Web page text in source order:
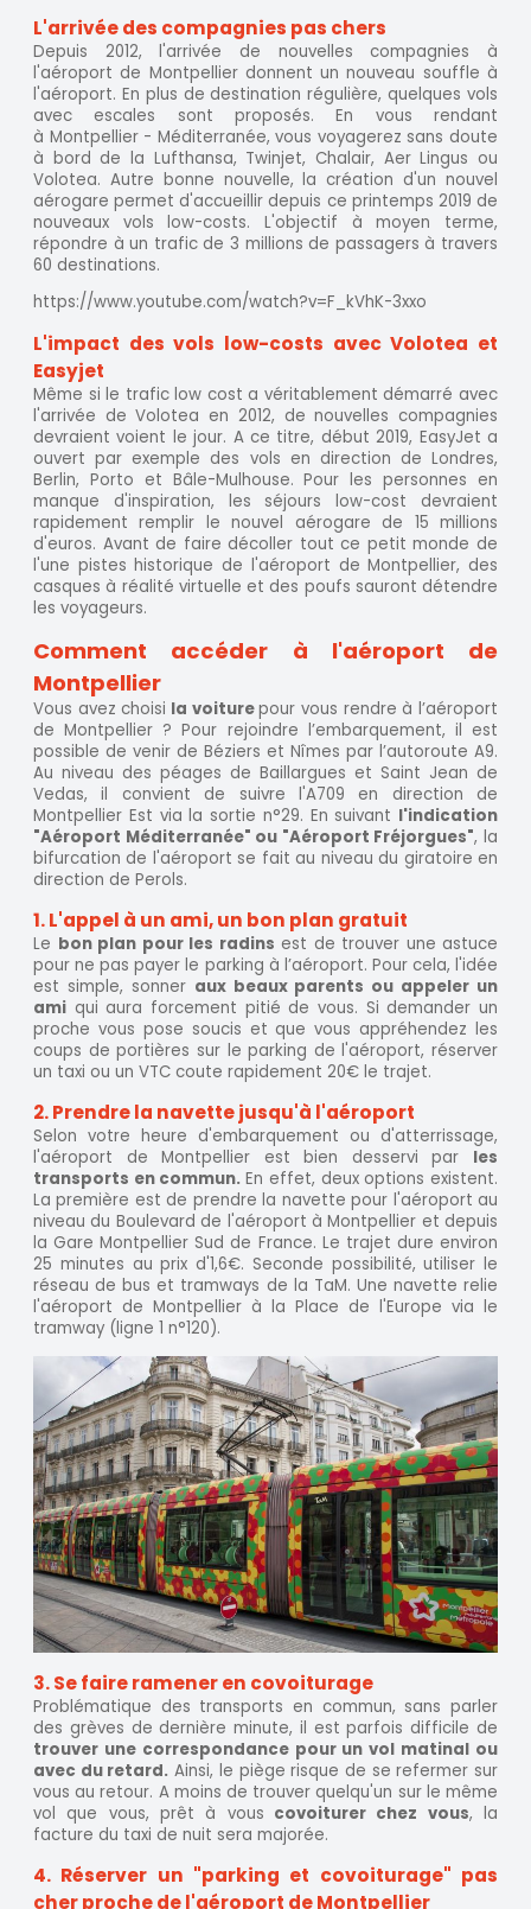
L'arrivée des compagnies pas chers
Depuis 2012, l'arrivée de nouvelles compagnies à
l'aéroport de Montpellier donnent un nouveau souffle à
l'aéroport. En plus de destination régulière, quelques vols
avec escales sont proposés. En vous rendant
à Montpellier - Méditerranée, vous voyagerez sans doute
à bord de la Lufthansa, Twinjet, Chalair, Aer Lingus ou
Volotea. Autre bonne nouvelle, la création d'un nouvel
aérogare permet d'accueillir depuis ce printemps 2019 de
nouveaux vols low-costs. L'objectif à moyen terme,
répondre à un trafic de 3 millions de passagers à travers
60 destinations.
https://www.youtube.com/watch?v=F_kVhK-3xxo
L'impact des vols low-costs avec Volotea et
Easyjet
Même si le trafic low cost a véritablement démarré avec
l'arrivée de Volotea en 2012, de nouvelles compagnies
devraient voient le jour. A ce titre, début 2019, EasyJet a
ouvert par exemple des vols en direction de Londres,
Berlin, Porto et Bâle-Mulhouse. Pour les personnes en
manque d'inspiration, les séjours low-cost devraient
rapidement remplir le nouvel aérogare de 15 millions
d'euros. Avant de faire décoller tout ce petit monde de
l'une pistes historique de l'aéroport de Montpellier, des
casques à réalité virtuelle et des poufs sauront détendre
les voyageurs.
Comment accéder à l'aéroport de
Montpellier
Vous avez choisi la voiturepour vous rendre à l’aéroport
de Montpellier ? Pour rejoindre l’embarquement, il est
possible de venir de Béziers et Nîmes par l’autoroute A9.
Au niveau des péages de Baillargues et Saint Jean de
Vedas, il convient de suivre l'A709 en direction de
Montpellier Est via la sortie n°29. En suivant l'indication
"Aéroport Méditerranée" ou "Aéroport Fréjorgues", la
bifurcation de l'aéroport se fait au niveau du giratoire en
direction de Perols.
1. L'appel à un ami, un bon plan gratuit
Le bon plan pour les radins est de trouver une astuce
pour ne pas payer le parking à l’aéroport. Pour cela, l'idée
est simple, sonner aux beaux parents ou appeler un
ami qui aura forcement pitié de vous. Si demander un
proche vous pose soucis et que vous appréhendez les
coups de portières sur le parking de l'aéroport, réserver
un taxi ou un VTC coute rapidement 20€ le trajet.
2. Prendre la navette jusqu'à l'aéroport
Selon votre heure d'embarquement ou d'atterrissage,
l'aéroport de Montpellier est bien desservi par les
transports en commun.En effet, deux options existent.
La première est de prendre la navette pour l'aéroport au
niveau du Boulevard de l'aéroport à Montpellier et depuis
la Gare Montpellier Sud de France. Le trajet dure environ
25 minutes au prix d'1,6€. Seconde possibilité, utiliser le
réseau de bus et tramways de la TaM. Une navette relie
l'aéroport de Montpellier à la Place de l'Europe via le
tramway (ligne 1 n°120).
3. Se faire ramener en covoiturage
Problématique des transports en commun, sans parler
des grèves de dernière minute, il est parfois difficile de
trouver une correspondance pour un vol matinal ou
avec du retard. Ainsi, le piège risque de se refermer sur
vous au retour. A moins de trouver quelqu'un sur le même
vol que vous, prêt à vous covoiturer chez vous, la
facture du taxi de nuit sera majorée.
4. Réserver un "parking et covoiturage" pas
cher proche de l'aéroport de Montpellier